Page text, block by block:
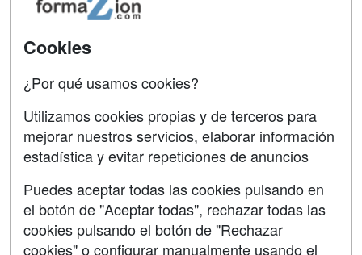
Acceso Usuarios
Acceso Centros
Contactar
Confidencialidad
Aviso legal
Copyleft
Cookies
¿Por qué usamos cookies?
Utilizamos cookies propias y de terceros para
mejorar nuestros servicios, elaborar información
estadística y evitar repeticiones de anuncios
Puedes aceptar todas las cookies pulsando en
el botón de "Aceptar todas", rechazar todas las
cookies pulsando el botón de "Rechazar
cookies" o configurar manualmente usando el